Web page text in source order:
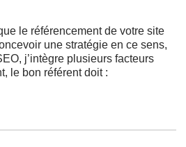
le référencement de votre site
une stratégie en ce sens,
j’intègre plusieurs facteurs
le bon référent doit :